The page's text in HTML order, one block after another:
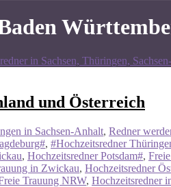
in Sachsen, Thüringen,
und Österreich
in Sachsen-Anhalt, Redner
, #Hochzeitsredner
, Hochzeitsredner Potsdam#,
in Zwickau, Hochzeitsredner
Trauung NRW, Hochzeitsredner